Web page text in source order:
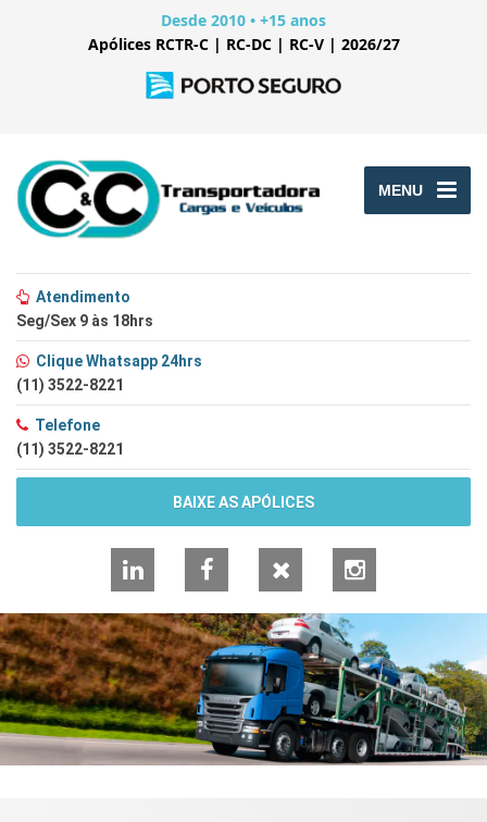
Desde 2010 • +15 anos
Apólices RCTR-C | RC-DC | RC-V | 2026/27
MENU
Atendimento
Seg/Sex 9 às 18hrs
Clique Whatsapp 24hrs
(11) 3522-8221
Telefone
(11) 3522-8221
BAIXE AS APÓLICES
LinkedInFacebook Instagram